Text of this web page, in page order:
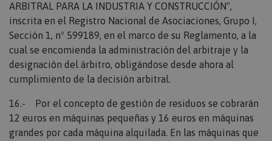
ARBITRAL PARA LA INDUSTRIA Y CONSTRUCCIÓN",
inscrita en el Registro Nacional de Asociaciones, Grupo I,
Sección 1, nº 599189, en el marco de su Reglamento, a la
cual se encomienda la administración del arbitraje y la
designación del árbitro, obligándose desde ahora al
cumplimiento de la decisión arbitral.
16.- Por el concepto de gestión de residuos se cobrarán
12 euros en máquinas pequeñas y 16 euros en máquinas
grandes por cada máquina alquilada. En las máquinas que
Adobe Inc.
www.maquinasonline.com
1 año 1 mes
Agrega un número y una hora únicos y aleatorios a
las páginas con contenido del cliente para evitar
que se almacenen en caché en el servidor.
CookieScript
www.maquinasonline.com
1 mes